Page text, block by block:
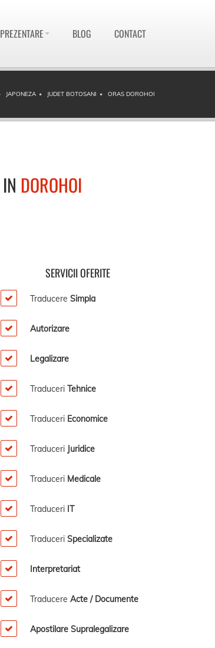
PREZENTARE BLOG CONTACT
JAPONEZA JUDET BOTOSANI ORAS DOROHOI
IN DOROHOI
SERVICII OFERITE
Traducere Simpla
Autorizare
Legalizare
Traduceri Tehnice
Traduceri Economice
Traduceri Juridice
Traduceri Medicale
Traduceri IT
Traduceri Specializate
Interpretariat
Traducere Acte / Documente
Apostilare Supralegalizare